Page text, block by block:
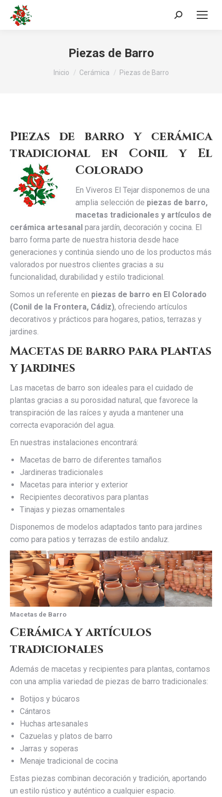
Buscar:
Piezas de Barro
Estás aquí:
Inicio Cerámica Piezas de Barro
Piezas de barro y cerámica
tradicional en Conil y El
Colorado
En Viveros El Tejar disponemos de una
amplia selección de piezas de barro,
macetas tradicionales y artículos de
cerámica artesanal para jardín, decoración y cocina. El
barro forma parte de nuestra historia desde hace
generaciones y continúa siendo uno de los productos más
valorados por nuestros clientes gracias a su
funcionalidad, durabilidad y estilo tradicional.
Somos un referente en piezas de barro en El Colorado
(Conil de la Frontera, Cádiz), ofreciendo artículos
decorativos y prácticos para hogares, patios, terrazas y
jardines.
Macetas de barro para plantas
y jardines
Las macetas de barro son ideales para el cuidado de
plantas gracias a su porosidad natural, que favorece la
transpiración de las raíces y ayuda a mantener una
correcta evaporación del agua.
En nuestras instalaciones encontrará:
Macetas de barro de diferentes tamaños
Jardineras tradicionales
Macetas para interior y exterior
Recipientes decorativos para plantas
Tinajas y piezas ornamentales
Disponemos de modelos adaptados tanto para jardines
como para patios y terrazas de estilo andaluz.
Macetas de Barro
Cerámica y artículos
tradicionales
Además de macetas y recipientes para plantas, contamos
con una amplia variedad de piezas de barro tradicionales:
Botijos y búcaros
Cántaros
Huchas artesanales
Cazuelas y platos de barro
Jarras y soperas
Menaje tradicional de cocina
Estas piezas combinan decoración y tradición, aportando
un estilo rústico y auténtico a cualquier espacio.